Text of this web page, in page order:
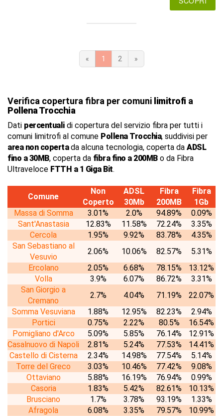
« 1 2 »
Verifica copertura fibra per comuni limitrofi a
Pollena Trocchia
Dati percentualidi copertura del servizio fibra per tutti i
comuni limitrofi al comune Pollena Trocchia, suddivisi per
area non copertada alcuna tecnologia, coperta da ADSL
fino a 30MB, coperta da fibra fino a 200MBo da Fibra
Ultraveloce FTTH a 1 Giga Bit.
Comune
Non
Coperto
ADSL
30Mb
Fibra
200MB
Fibra
1Gb
Massa di Somma
3.01% 2.0% 94.89%
0.09%
Sant'Anastasia
12.83% 11.58% 72.24%
3.35%
Cercola
1.95% 9.92% 83.78%
4.35%
San Sebastiano al
Vesuvio
2.06% 10.06% 82.57%
5.31%
Ercolano
2.05% 6.68% 78.15%
13.12%
Volla
3.9% 6.07% 86.72%
3.31%
San Giorgio a
Cremano
2.7% 4.04% 71.19%
22.07%
Somma Vesuviana
1.88% 12.95% 82.23%
2.94%
Portici
0.75% 2.22% 80.5%
16.54%
Pomigliano d'Arco
5.09% 5.85% 76.14%
12.91%
Casalnuovo di Napoli
2.81% 5.24% 77.53%
14.41%
Castello di Cisterna
2.34% 14.98% 77.54%
5.14%
Torre del Greco
3.03% 10.46% 77.42%
9.08%
Ottaviano
5.88% 16.19% 76.94%
0.99%
Casoria
1.83% 5.42% 82.61%
10.13%
Brusciano
1.7% 3.78% 93.19%
1.33%
Afragola
6.08% 3.35% 79.57%
10.99%